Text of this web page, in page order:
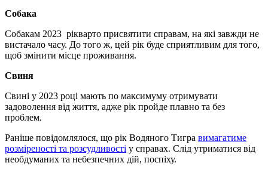
Собака
Собакам 2023 рікварто присвятити справам, на які завжди не
вистачало часу. До того ж, цей рік буде сприятливим для того,
щоб змінити місце проживання.
Свиня
Свині у 2023 році мають по максимуму отримувати
задоволення від життя, адже рік пройде плавно та без
проблем.
Раніше повідомлялося, що рік Водяного Тигра вимагатиме
розміреності та розсудливості у справах. Слід утриматися від
необдуманих та небезпечних дій, поспіху.